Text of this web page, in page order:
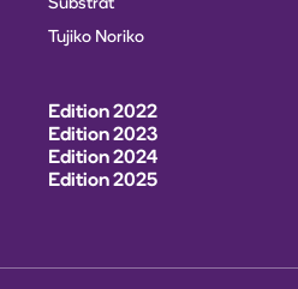
Substrat
Tujiko Noriko
Edition 2022
Edition 2023
Edition 2024
Edition 2025